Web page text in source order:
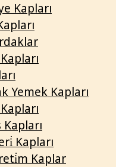
Kapları
Yemek Kapları
Kapları
Kaplar